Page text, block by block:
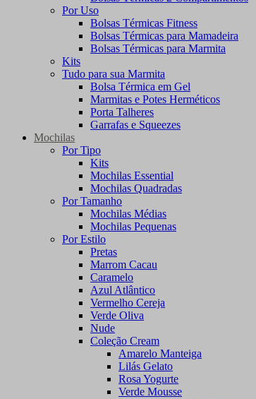
Por Uso
Bolsas Térmicas Fitness
Bolsas Térmicas para Mamadeira
Bolsas Térmicas para Marmita
Kits
Tudo para sua Marmita
Bolsa Térmica em Gel
Marmitas e Potes Herméticos
Porta Talheres
Garrafas e Squeezes
Mochilas
Por Tipo
Kits
Mochilas Essential
Mochilas Quadradas
Por Tamanho
Mochilas Médias
Mochilas Pequenas
Por Estilo
Pretas
Marrom Cacau
Caramelo
Azul Atlântico
Vermelho Cereja
Verde Oliva
Nude
Coleção Cream
Amarelo Manteiga
Lilás Gelato
Rosa Yogurte
Verde Mousse